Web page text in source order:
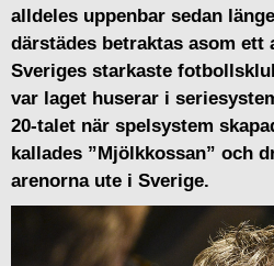
alldeles uppenbar sedan
därstädes betraktas asom ett
Sveriges starkaste
var laget huserar i
20-talet när spelsystem
kallades ”Mjölkkossan” och
arenorna ute i Sverige.